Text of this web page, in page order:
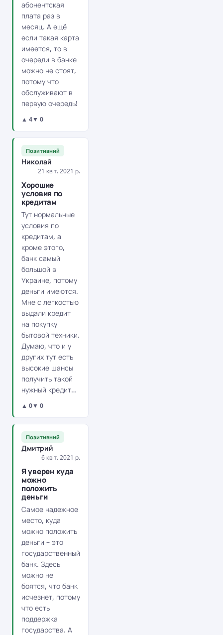
абонентская
плата раз в
месяц. А ещё
если такая карта
имеется, то в
очереди в банке
можно не стоят,
потому что
обслуживают в
первую очередь!
▲ 4▼ 0
Позитивний
Николай
21 квіт. 2021 р.
Хорошие
условия по
кредитам
Тут нормальные
условия по
кредитам, а
кроме этого,
банк самый
большой в
Украине, потому
деньги имеются.
Мне с легкостью
выдали кредит
на покупку
бытовой техники.
Думаю, что и у
других тут есть
высокие шансы
получить такой
нужный кредит…
▲ 0▼ 0
Позитивний
Дмитрий
6 квіт. 2021 р.
Я уверен куда
можно
положить
деньги
Самое надежное
место, куда
можно положить
деньги – это
государственный
банк. Здесь
можно не
боятся, что банк
исчезнет, потому
что есть
поддержка
государства. А